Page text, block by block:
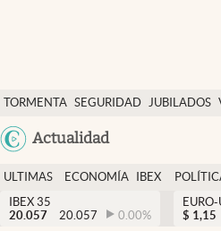
TORMENTA SEGURIDAD JUBILADOS
Actualidad
Economía y finanzas
Política
Actualidad
Criptomonedas
ULTIMAS
NOTICIAS
ECONOMÍA
FINANZAS
IBEX
EURO
IBEX 35
20.057
20.057 0.00%
$ 1,15